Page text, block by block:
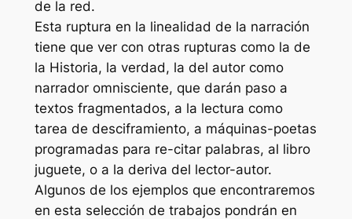
de la red.
Esta ruptura en la linealidad de la narración
tiene que ver con otras rupturas como la de
la Historia, la verdad, la del autor como
narrador omnisciente, que darán paso a
textos fragmentados, a la lectura como
tarea de desciframiento, a máquinas-poetas
programadas para re-citar palabras, al libro
juguete, o a la deriva del lector-autor.
Algunos de los ejemplos que encontraremos
en esta selección de trabajos pondrán en